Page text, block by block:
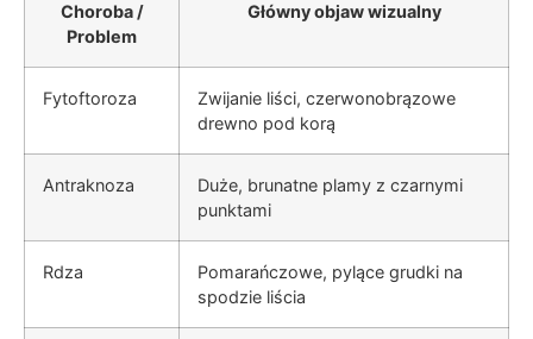
Choroba /
Problem
Główny objaw wizualny
Fytoftoroza
Zwijanie liści, czerwonobrązowe
drewno pod korą
Antraknoza
Duże, brunatne plamy z czarnymi
punktami
Rdza
Pomarańczowe, pylące grudki na
spodzie liścia